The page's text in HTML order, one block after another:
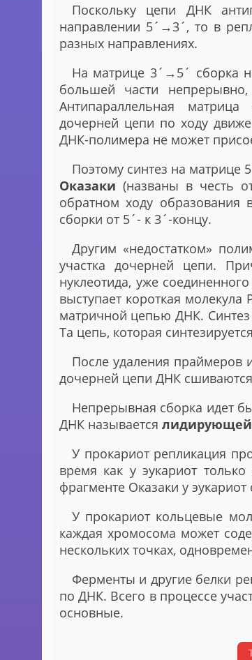
Поскольку цепи ДНК
направлении 5´→3´, то в
разных направлениях.
На матрице 3´→5´ сборка
большей части
Антипараллельная
дочерней цепи по ходу
ДНК-полимера не может
Поэтому синтез на
Оказаки (названы в честь
обратном ходу образования
сборки от 5´- к 3´-концу.
Другим «недостатком»
участка дочерней цепи.
нуклеотида, уже
выступает короткая
матричной цепью ДНК. Синтез
Та цепь, которая
После удаления праймеров
дочерней цепи ДНК
Непрерывная сборка идет
ДНК называется лидирующей
У прокариот репликация
время как у эукариот
фрагменте Оказаки у
У прокариот кольцевые
каждая хромосома может
нескольких точках,
Ферменты и другие белки
по ДНК. Всего в процессе
основные.